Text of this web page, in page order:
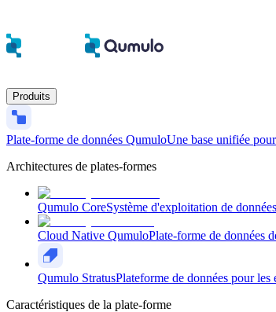
Produits
Plate-forme de données QumuloUne base unifiée
Architectures de plates-formes
Qumulo CoreSystème d'exploitation de
Cloud Native QumuloPlate-forme de données
Qumulo StratusPlateforme de données pour
Caractéristiques de la plate-forme